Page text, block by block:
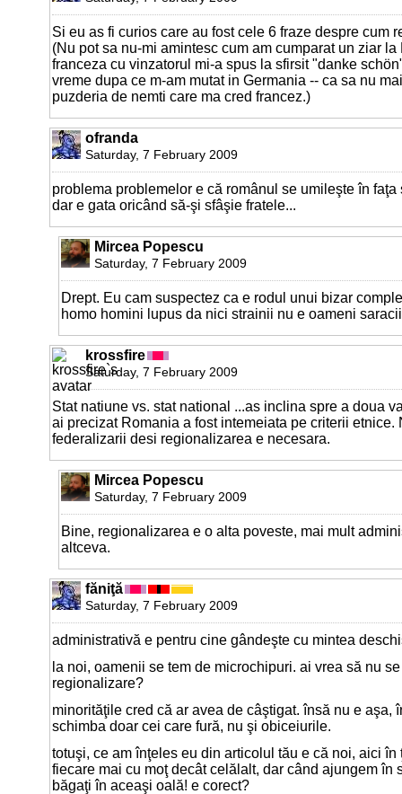
Si eu as fi curios care au fost cele 6 fraze despre cum
(Nu pot sa nu-mi amintesc cum am cumparat un ziar
franceza cu vinzatorul mi-a spus la sfirsit "danke
vreme dupa ce m-am mutat in Germania -- ca sa nu
puzderia de nemti care ma cred francez.)
ofranda
Saturday, 7 February 2009
problema problemelor e că românul se umileşte în faţa
dar e gata oricând să-şi sfâşie fratele...
Mircea Popescu
Saturday, 7 February 2009
Drept. Eu cam suspectez ca e rodul unui bizar
homo homini lupus da nici strainii nu e oameni
krossfire
Saturday, 7 February 2009
Stat natiune vs. stat national ...as inclina spre a doua
ai precizat Romania a fost intemeiata pe criterii etnice.
federalizarii desi regionalizarea e necesara.
Mircea Popescu
Saturday, 7 February 2009
Bine, regionalizarea e o alta poveste, mai mult
altceva.
făniţă
Saturday, 7 February 2009
administrativă e pentru cine gândeşte cu mintea
la noi, oamenii se tem de microchipuri. ai vrea să nu
regionalizare?
minorităţile cred că ar avea de câştigat. însă nu e aşa,
schimba doar cei care fură, nu şi obiceiurile.
totuşi, ce am înţeles eu din articolul tău e că noi, aici în
fiecare mai cu moţ decât celălalt, dar când ajungem în
băgaţi în aceaşi oală! e corect?